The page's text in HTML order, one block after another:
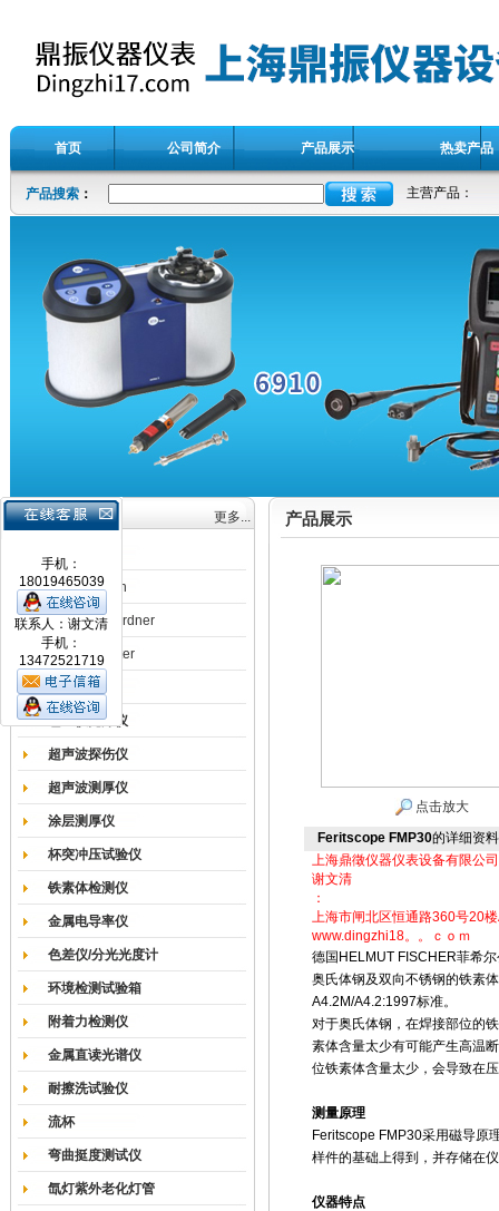
首页 公司简介 产品展示 热卖产品
产品搜索 ： 主营产品：
手机：
18019465039
联系人：谢文清
手机：
13472521719
产品目录 更多...
涂膜机
德国Erichsen
德国BYK-Gardner
英国Elcometer
耐磨试验机
色差仪光泽仪
超声波探伤仪
超声波测厚仪
涂层测厚仪
杯突冲压试验仪
铁素体检测仪
金属电导率仪
色差仪/分光光度计
环境检测试验箱
附着力检测仪
金属直读光谱仪
耐擦洗试验仪
流杯
弯曲挺度测试仪
氙灯紫外老化灯管
产品展示
点击放大
Feritscope FMP30的详细资
上海鼎徵仪器仪表设备有限公司
谢文清
：
上海市闸北区恒通路360号20
www.dingzhi18。。ｃｏｍ
德国HELMUT FISCHER菲希
奥氏体钢及双向不锈钢的铁素
A4.2M/A4.2:1997标准。
对于奥氏体钢，在焊接部位的
素体含量太少有可能产生高温
位铁素体含量太少，会导致在
测量原理
Feritscope FMP30采用磁导原
样件的基础上得到，并存储在
仪器特点